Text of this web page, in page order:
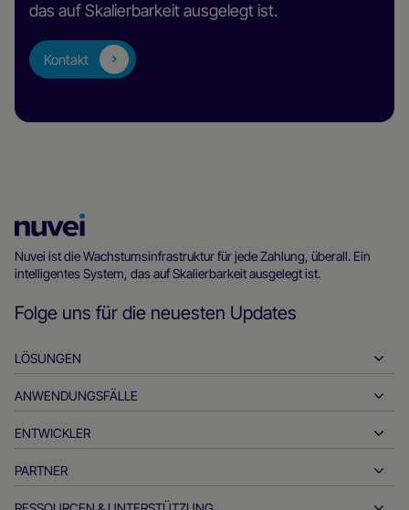
das auf Skalierbarkeit ausgelegt ist.
Kontakt
Homepage
Nuvei ist die Wachstumsinfrastruktur für jede Zahlung, überall. Ein
intelligentes System, das auf Skalierbarkeit ausgelegt ist.
Folge uns für die neuesten Updates
LÖSUNGEN
Einzahlungen
Auszahlungen
ANWENDUNGSFÄLLE
Gastfreundschaft
Automobilindustrie
ENTWICKLER
Entwickler-Tools
API-Referenzdokumente
PARTNER